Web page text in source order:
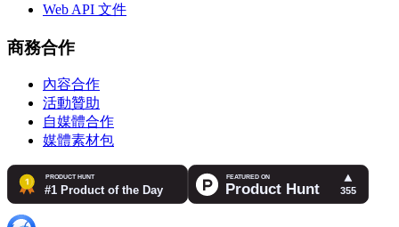
Web API 文件
商務合作
內容合作
活動贊助
自媒體合作
媒體素材包